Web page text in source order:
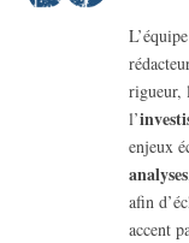
rigueur,
l’
enjeux
analyses
afin
accent